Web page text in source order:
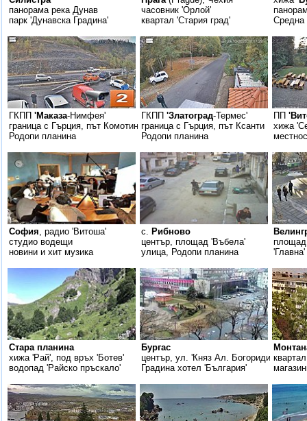
панорама река Дунав
парк 'Дунавска Градина'
часовник 'Орлой'
квартал 'Стария град'
Средна
ГКПП 'Маказа-Нимфея'
граница с Гърция, път Комотини
Родопи планина
ГКПП 'Златоград-Термес'
граница с Гърция, път Ксанти
Родопи планина
ПП
хижа
София, радио 'Витоша'
студио водещи
новини и хит музика
с. Рибново
център, площад 'Въбела'
улица, Родопи планина
площад
Стара планина
хижа 'Рай', под връх 'Ботев'
водопад 'Райско пръскало'
Бургас
център, ул. 'Княз Ал. Богориди'
Градина хотел 'България'